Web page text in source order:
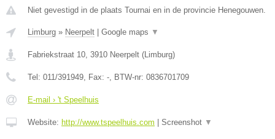
Niet gevestigd in de plaats Tournai en in de provincie Henegouwen.
Limburg » Neerpelt Google maps ▼
Fabriekstraat 10, 3910 Neerpelt (Limburg)
Tel: 011/391949, Fax: -, BTW-nr: 0836701709
E-mail › 't Speelhuis
Website: http://www.tspeelhuis.com Screenshot ▼